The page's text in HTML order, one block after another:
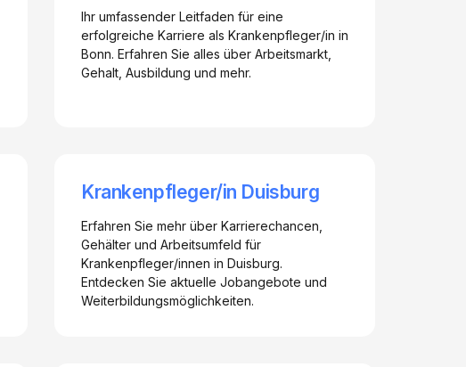
Ihr umfassender Leitfaden für eine
erfolgreiche Karriere als Krankenpfleger/in in
Bonn. Erfahren Sie alles über Arbeitsmarkt,
Gehalt, Ausbildung und mehr.
Krankenpfleger/in Duisburg
Erfahren Sie mehr über Karrierechancen,
Gehälter und Arbeitsumfeld für
Krankenpfleger/innen in Duisburg.
Entdecken Sie aktuelle Jobangebote und
Weiterbildungsmöglichkeiten.